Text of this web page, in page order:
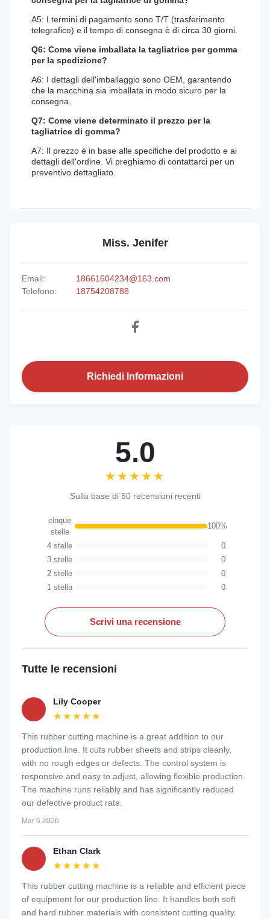
A5: I termini di pagamento sono T/T (trasferimento
telegrafico) e il tempo di consegna è di circa 30 giorni.
Q6: Come viene imballata la tagliatrice per gomma
per la spedizione?
A6: I dettagli dell'imballaggio sono OEM, garantendo
che la macchina sia imballata in modo sicuro per la
consegna.
Q7: Come viene determinato il prezzo per la
tagliatrice di gomma?
A7: Il prezzo è in base alle specifiche del prodotto e ai
dettagli dell'ordine. Vi preghiamo di contattarci per un
preventivo dettagliato.
Miss. Jenifer
Email:
18661604234@163.com
Telefono:
18754208788
Richiedi Informazioni
5.0
★★★★★
★★★★★
Sulla base di 50 recensioni recenti
cinque
stelle
100%
4 stelle
0
3 stelle
0
2 stelle
0
1 stella
0
Scrivi una recensione
Tutte le recensioni
Lily Cooper
★★★★★
★★★★★
This rubber cutting machine is a great addition to our
production line. It cuts rubber sheets and strips cleanly,
with no rough edges or defects. The control system is
responsive and easy to adjust, allowing flexible production.
The machine runs reliably and has significantly reduced
our defective product rate.
Mar 6.2026
Ethan Clark
★★★★★
★★★★★
This rubber cutting machine is a reliable and efficient piece
of equipment for our production line. It handles both soft
and hard rubber materials with consistent cutting quality.